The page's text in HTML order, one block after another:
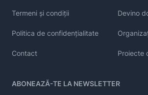
Termeni și condiții
Politica de confidențialitate
Contact
Devino
Proiecte
ABONEAZĂ-TE LA NEWSLETTER